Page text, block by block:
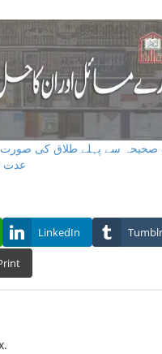
صحیحہ سے پہلے طلاق کی
عدت
LinkedIn Tumblr